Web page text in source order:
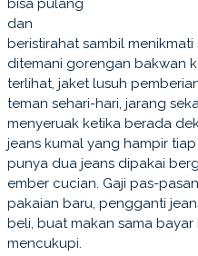
bisa pulang
dan
beristirahat sambil
ditemani gorengan bakwan
terlihat, jaket lusuh
teman sehari-hari, jarang
menyeruak ketika berada
jeans kumal yang hampir
punya dua jeans dipakai
ember cucian. Gaji pas-
pakaian baru, pengganti
beli, buat makan sama
mencukupi.